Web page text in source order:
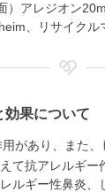
）アレジオン
、リサイクル
効果について
があり、また
て抗アレルギー
ルギー性鼻炎、